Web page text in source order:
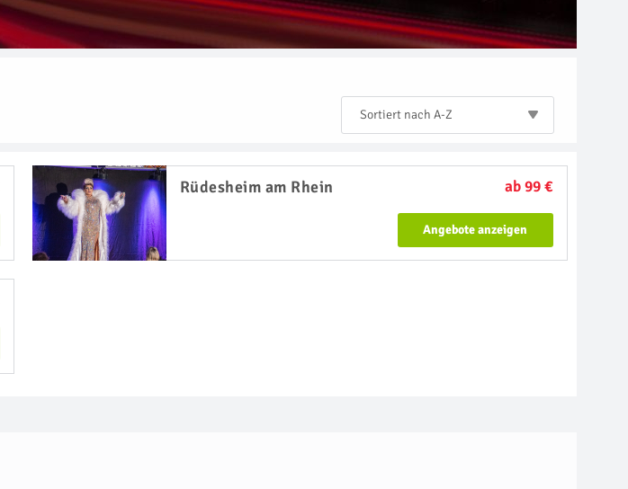
Sortiert nach A-Z
Rüdesheim am Rhein ab 99 €
Angebote anzeigen